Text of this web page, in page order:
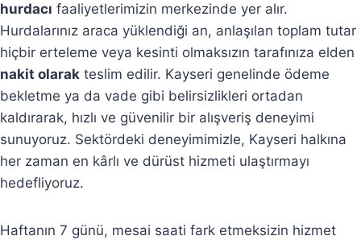
hurdacı faaliyetlerimizin merkezinde yer alır.
Hurdalarınız araca yüklendiği an, anlaşılan toplam tutar
hiçbir erteleme veya kesinti olmaksızın tarafınıza elden
nakit olarak teslim edilir. Kayseri genelinde ödeme
bekletme ya da vade gibi belirsizlikleri ortadan
kaldırarak, hızlı ve güvenilir bir alışveriş deneyimi
sunuyoruz. Sektördeki deneyimimizle, Kayseri halkına
her zaman en kârlı ve dürüst hizmeti ulaştırmayı
hedefliyoruz.
Haftanın 7 günü, mesai saati fark etmeksizin hizmet